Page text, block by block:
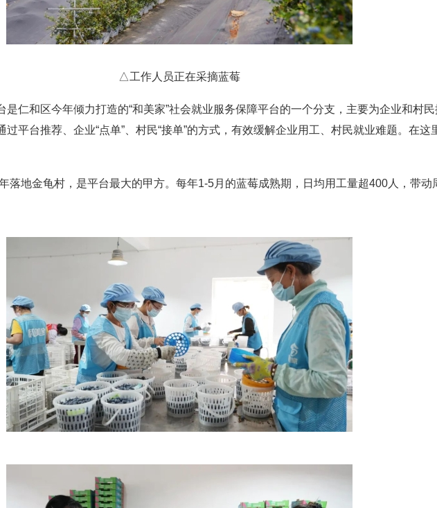
△工作人员正在采摘蓝莓
和区今年倾力打造的“和美家”社会就业服务保障平台的一个分支，主要为企业和村民
平台推荐、企业“点单”、村民“接单”的方式，有效缓解企业用工、村民就业难题。在这
地金龟村，是平台最大的甲方。每年1-5月的蓝莓成熟期，日均用工量超400人，带动